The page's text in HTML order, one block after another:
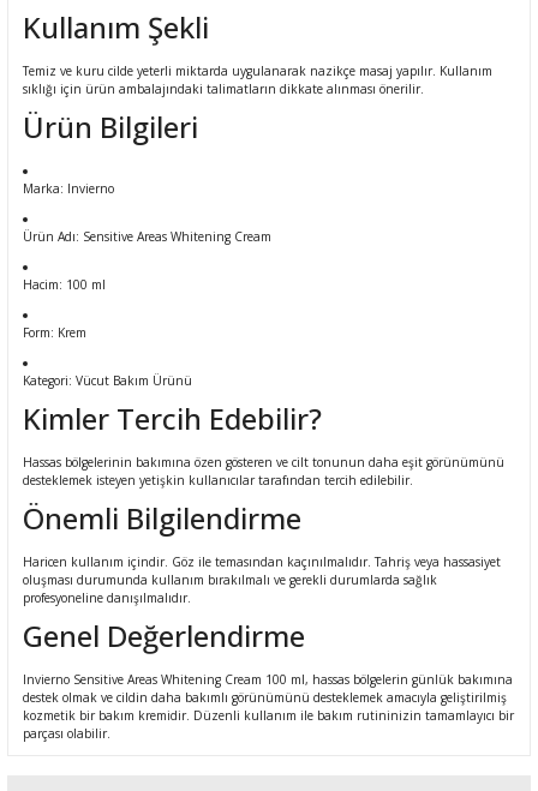
Kullanım Şekli
Temiz ve kuru cilde yeterli miktarda uygulanarak nazikçe masaj yapılır. Kullanım
sıklığı için ürün ambalajındaki talimatların dikkate alınması önerilir.
Ürün Bilgileri
Marka: Invierno
Ürün Adı: Sensitive Areas Whitening Cream
Hacim: 100 ml
Form: Krem
Kategori: Vücut Bakım Ürünü
Kimler Tercih Edebilir?
Hassas bölgelerinin bakımına özen gösteren ve cilt tonunun daha eşit görünümünü
desteklemek isteyen yetişkin kullanıcılar tarafından tercih edilebilir.
Önemli Bilgilendirme
Haricen kullanım içindir. Göz ile temasından kaçınılmalıdır. Tahriş veya hassasiyet
oluşması durumunda kullanım bırakılmalı ve gerekli durumlarda sağlık
profesyoneline danışılmalıdır.
Genel Değerlendirme
Invierno Sensitive Areas Whitening Cream 100 ml, hassas bölgelerin günlük bakımına
destek olmak ve cildin daha bakımlı görünümünü desteklemek amacıyla geliştirilmiş
kozmetik bir bakım kremidir. Düzenli kullanım ile bakım rutininizin tamamlayıcı bir
parçası olabilir.